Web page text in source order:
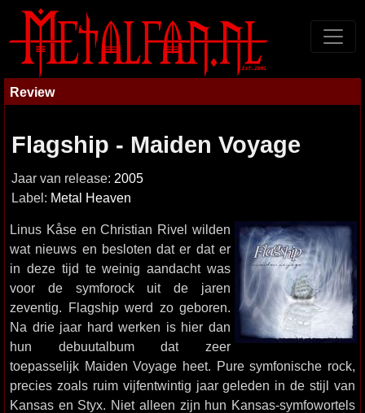
Review
Flagship - Maiden Voyage
Jaar van release: 2005
Label: Metal Heaven
Linus Kåse en Christian Rivel wilden
wat nieuws en besloten dat er dat er
in deze tijd te weinig aandacht was
voor de symforock uit de jaren
zeventig. Flagship werd zo geboren.
Na drie jaar hard werken is hier dan
hun debuutalbum dat zeer
toepasselijk Maiden Voyage heet. Pure symfonische rock,
precies zoals ruim vijfentwintig jaar geleden in de stijl van
Kansas en Styx. Niet alleen zijn hun Kansas-symfowortels